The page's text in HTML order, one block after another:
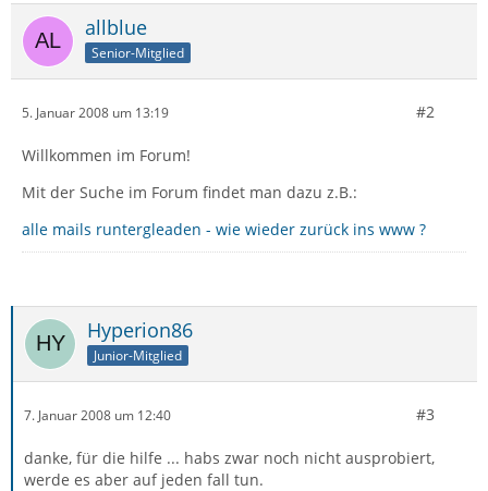
allblue
Senior-Mitglied
5. Januar 2008 um 13:19 #2
Willkommen im Forum!
Mit der Suche im Forum findet man dazu z.B.:
alle mails runtergleaden - wie wieder zurück ins www ?
Hyperion86
Junior-Mitglied
7. Januar 2008 um 12:40 #3
danke, für die hilfe ... habs zwar noch nicht ausprobiert,
werde es aber auf jeden fall tun.